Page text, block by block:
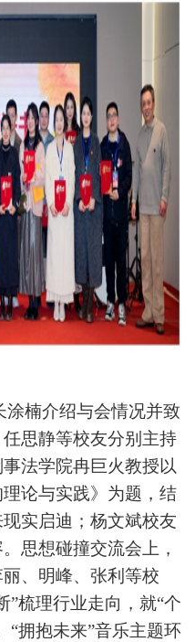
涂楠介绍与会情况并致
思静等校友分别主持
法学院冉巨火教授以
理论与实践》为题，结
实启迪；杨文斌校友
思想碰撞交流会上，
、明峰、张利等校
”梳理行业走向，就“个
“拥抱未来”音乐主题环